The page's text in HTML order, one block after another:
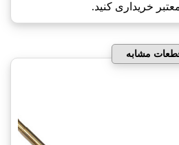
خریداری کنید.
مشابه